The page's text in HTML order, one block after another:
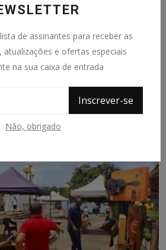
de assinantes para receber as
atualizações e ofertas especiais
na sua caixa de entrada
Inscrever-se
Não, obrigado
ALIMENTÍCIOS
A...
PC-AP